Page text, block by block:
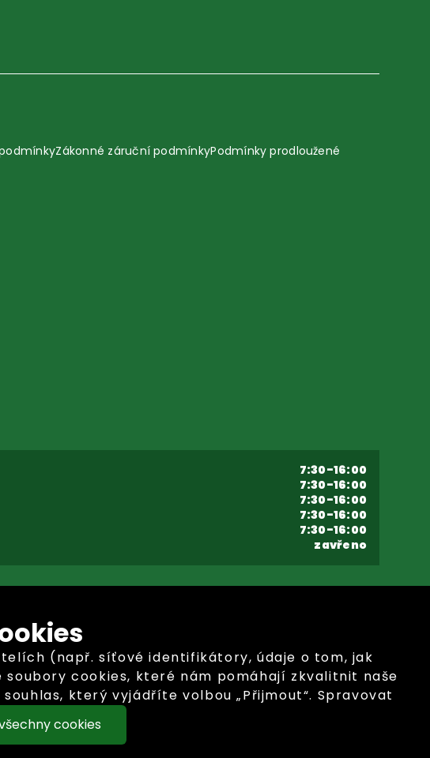
(např. síťové identifikátory, údaje o tom, jak
cookies, které nám pomáhají zkvalitnit naše
který vyjádříte volbou „Přijmout“. Spravovat
cookies odmítnout.
cookies
Zákonné záruční podmínkyPodmínky prodloužené
7:30-16:00
7:30-16:00
7:30-16:00
7:30-16:00
7:30-16:00
zavřeno